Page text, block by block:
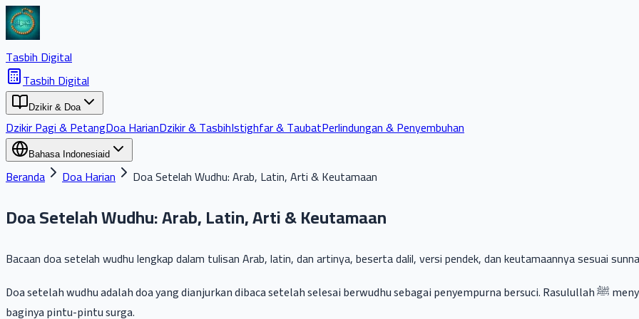
Tasbih Digital
Tasbih Digital
Dzikir & Doa
Dzikir Pagi & PetangDoa HarianDzikir & TasbihIstighfar & TaubatPerlindungan & Penyembuhan
Bahasa Indonesiaid
Beranda Doa Harian Doa Setelah Wudhu: Arab, Latin, Arti & Keutamaan
Doa Setelah Wudhu: Arab, Latin, Arti & Keutamaan
Bacaan doa setelah wudhu lengkap dalam tulisan Arab, latin, dan artinya, beserta dalil, versi pendek, dan keutamaannya sesuai
Doa setelah wudhu adalah doa yang dianjurkan dibaca setelah selesai berwudhu sebagai penyempurna bersuci. Rasulullah ﷺ menyebutkan bahwa siapa yang membacanya akan dibukakan
baginya pintu-pintu surga.